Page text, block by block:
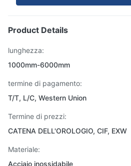
Product Details
lunghezza:
1000mm-6000mm
termine di pagamento:
T/T, L/C, Western Union
Termine di prezzi:
CATENA DELL'OROLOGIO, CIF, EXW
Materiale:
Acciaio inossidabile